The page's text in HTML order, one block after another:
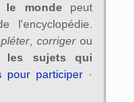
le mondepeut
l'encyclopédie.
,corriger ou
les sujets qui
pour participer·